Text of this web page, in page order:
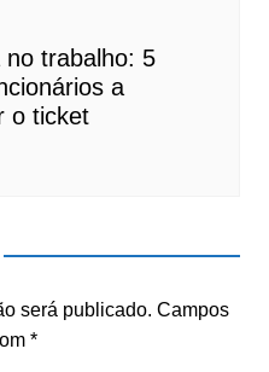
no trabalho: 5
a
o ticket
será publicado. Campos
*